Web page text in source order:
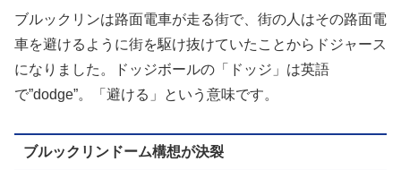
ブルックリンは路面電車が走る街で、街の人はその路面電
車を避けるように街を駆け抜けていたことからドジャース
になりました。ドッジボールの「ドッジ」は英語
で”dodge”。「避ける」という意味です。
ブルックリンドーム構想が決裂